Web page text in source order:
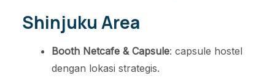
Shinjuku Area
Booth Netcafe & Capsule: capsule hostel
dengan lokasi strategis.